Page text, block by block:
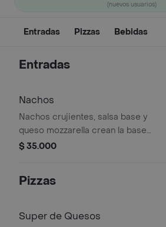
(nuevos usuarios)
Entradas Pizzas Bebidas
Entradas
Nachos
Nachos crujientes, salsa base y
queso mozzarella crean la base
perfecta. el cerdo desmechado en
frescura del cilantro se combinan en
deleitan tu paladar.
$ 35.000
Pizzas
Super de Quesos